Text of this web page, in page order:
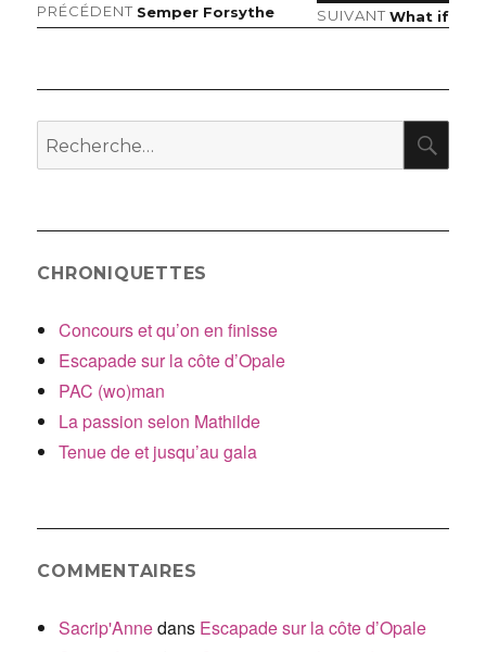
Navigation
PRÉCÉDENT Article
précédent :
Semper Forsythe SUIVANT Article
What if
Recherche
pour
CHRONIQUETTES
Concours et qu’on en finisse
Escapade sur la côte d’Opale
PAC (wo)man
La passion selon Mathilde
Tenue de et jusqu’au gala
COMMENTAIRES
Sacrip'Annedans Escapade sur la côte d’Opale